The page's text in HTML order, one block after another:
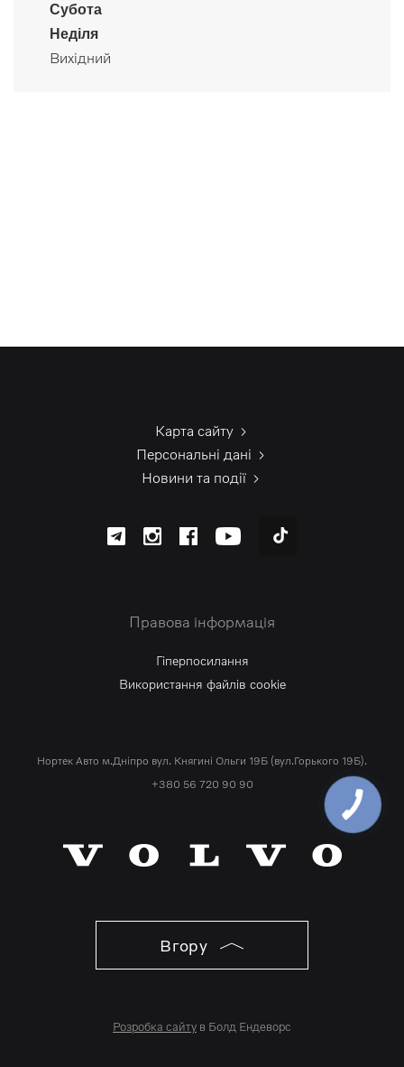
Субота
Неділя
Вихідний
Карта сайту
Персональні дані
Новини та події
Правова інформація
Гіперпосилання
Використання файлів cookie
Нортек Авто м.Дніпро вул. Княгині Ольги 19Б (вул.Горького 19Б).
+380 56 720 90 90
Вгору
Розробка сайту в Болд Ендеворс